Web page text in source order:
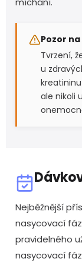
Pozor
Tvrzení,
u
ale nikoli
Nejběžnější
nasycovací
pravidelného
nasycovací